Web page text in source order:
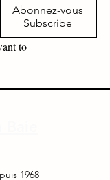
Abonnez-vous
Subscribe
to
1968